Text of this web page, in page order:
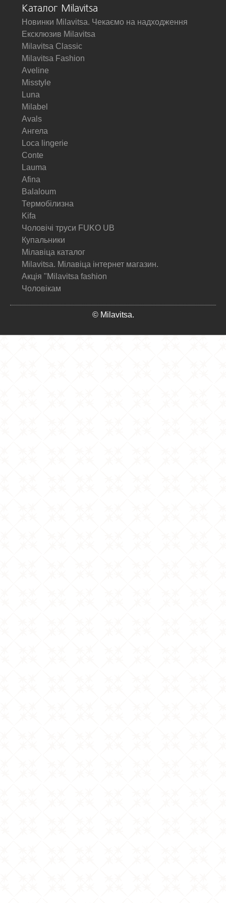
Каталог Milavitsa
Новинки Milavitsa. Чекаємо на надходження
Ексклюзив Milavitsa
Milavitsa Classic
Milavitsa Fashion
Aveline
Misstyle
Luna
Milabel
Avals
Ангела
Loca lingerie
Conte
Lauma
Afina
Balaloum
Термобілизна
Kifa
Чоловічі труси FUKO UB
Купальники
Мілавіца каталог
Milavitsa. Мілавіца інтернет магазин.
Акція "Milavitsa fashion
Чоловікам
© Milavitsa.